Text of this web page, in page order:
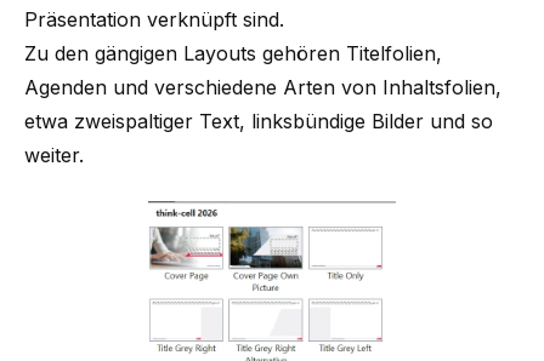
Präsentation verknüpft sind.
Zu den gängigen Layouts gehören Titelfolien,
Agenden und verschiedene Arten von Inhaltsfolien,
etwa zweispaltiger Text, linksbündige Bilder und so
weiter.